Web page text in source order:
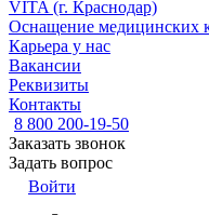
VITA (г. Краснодар)
Оснащение медицинских
Карьера у нас
Вакансии
Реквизиты
Контакты
8 800 200-19-50
Заказать звонок
Задать вопрос
Войти